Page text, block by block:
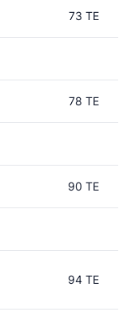
73 TE
78 TE
90 TE
94 TE